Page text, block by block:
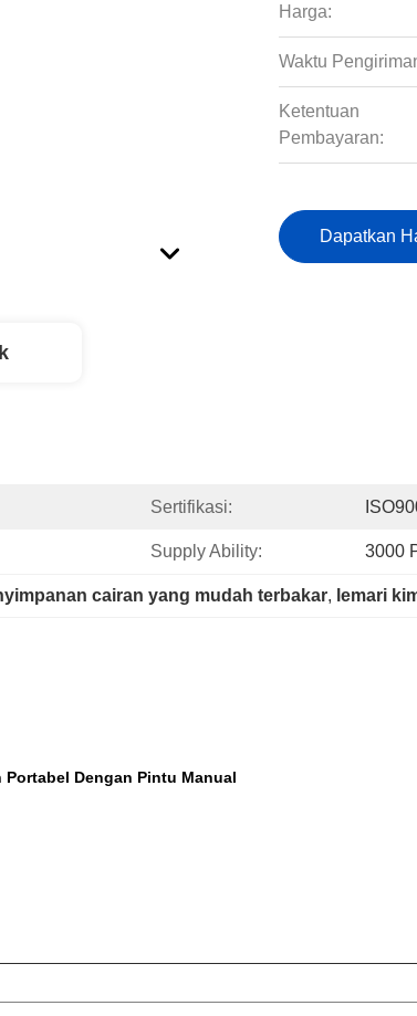
Harga:
Waktu
Ketentuan
Pembayaran:
Dapatkan
Sertifikasi:
Supply Ability: 3000
cairan yang mudah terbakar, lemari
Portabel Dengan Pintu Manual